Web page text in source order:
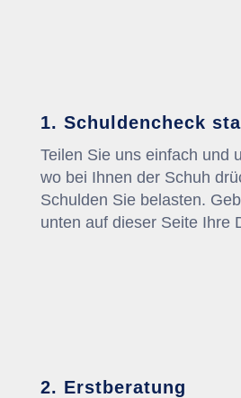
1. Schuldencheck
Teilen Sie uns einfach und
wo bei Ihnen der Schuh
Schulden Sie belasten.
unten auf dieser Seite Ihre
2. Erstberatung